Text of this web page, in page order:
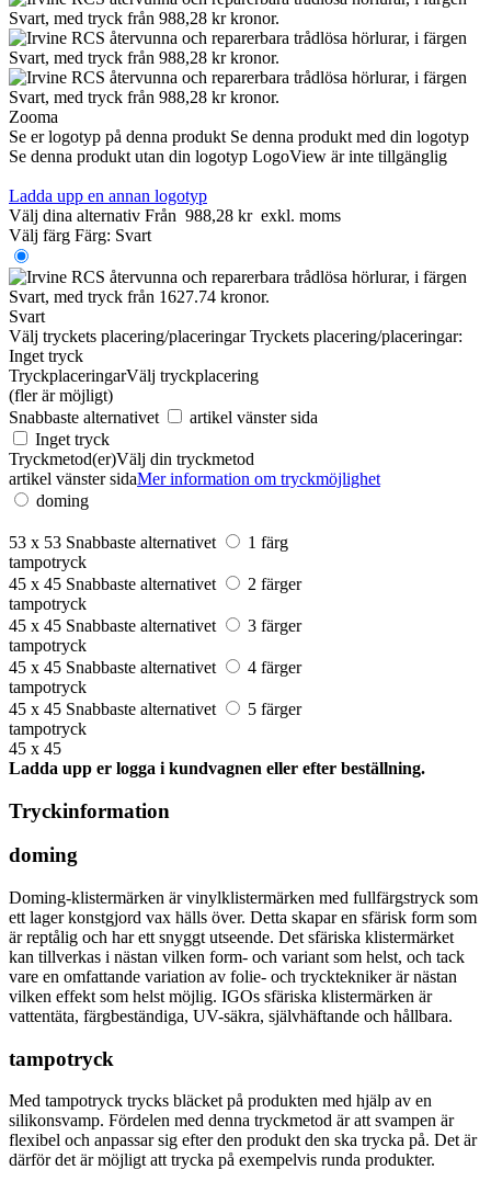
Zooma
Se er logotyp på denna produkt Se denna produkt med din logotyp
Se denna produkt utan din logotyp LogoView är inte tillgänglig
Ladda upp en annan logotyp
Välj dina alternativ Från 988,28 kr exkl. moms
Välj färg Färg: Svart
Svart
Välj tryckets placering/placeringar Tryckets placering/placeringar:
Inget tryck
TryckplaceringarVälj tryckplacering
(fler är möjligt)
Snabbaste alternativet
artikel vänster sida
Inget tryck
Tryckmetod(er)Välj din tryckmetod
artikel vänster sidaMer information om tryckmöjlighet
doming
53 x 53 Snabbaste alternativet
1 färg
tampotryck
45 x 45 Snabbaste alternativet
2 färger
tampotryck
45 x 45 Snabbaste alternativet
3 färger
tampotryck
45 x 45 Snabbaste alternativet
4 färger
tampotryck
45 x 45 Snabbaste alternativet
5 färger
tampotryck
45 x 45
Ladda upp er logga i kundvagnen eller efter beställning.
Tryckinformation
doming
Doming-klistermärken är vinylklistermärken med fullfärgstryck som
ett lager konstgjord vax hälls över. Detta skapar en sfärisk form som
är reptålig och har ett snyggt utseende. Det sfäriska klistermärket
kan tillverkas i nästan vilken form- och variant som helst, och tack
vare en omfattande variation av folie- och trycktekniker är nästan
vilken effekt som helst möjlig. IGOs sfäriska klistermärken är
vattentäta, färgbeständiga, UV-säkra, självhäftande och hållbara.
tampotryck
Med tampotryck trycks bläcket på produkten med hjälp av en
silikonsvamp. Fördelen med denna tryckmetod är att svampen är
flexibel och anpassar sig efter den produkt den ska trycka på. Det är
därför det är möjligt att trycka på exempelvis runda produkter.